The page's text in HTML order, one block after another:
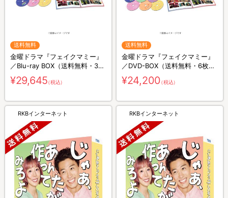
送料無料
金曜ドラマ『フェイクマミー』
／Blu-ray BOX（送料無料・3枚
組）
¥29,645（税込）
送料無料
金曜ドラマ『フェイクマミー』
／DVD-BOX（送料無料・6枚
組）
¥24,200（税込）
RKBインターネット RKBインターネット